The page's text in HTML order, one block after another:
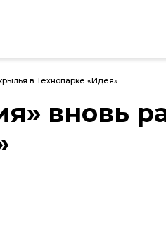
в Технопарке «Идея»
вновь